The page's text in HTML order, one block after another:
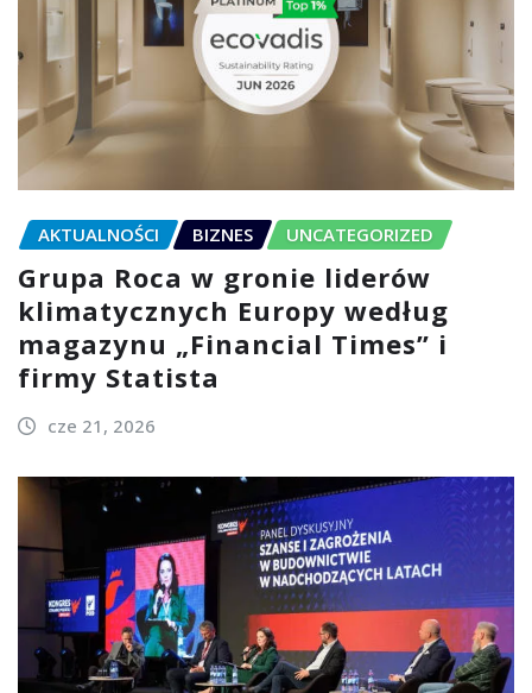
AKTUALNOŚCI BIZNES UNCATEGORIZED
Grupa Roca w gronie liderów
klimatycznych Europy według
magazynu „Financial Times” i
firmy Statista
cze 21, 2026